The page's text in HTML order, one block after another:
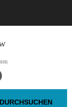
DURCHSUCHEN